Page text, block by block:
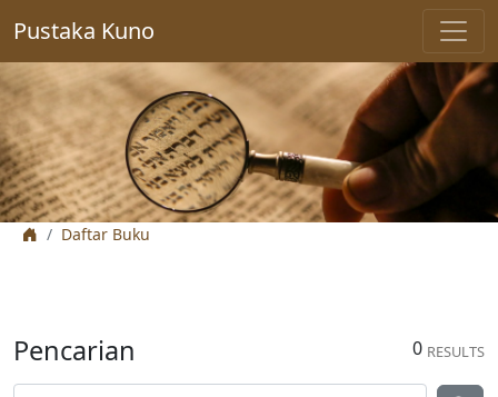
Pustaka Kuno
Daftar Buku
0 RESULTS
Pencarian